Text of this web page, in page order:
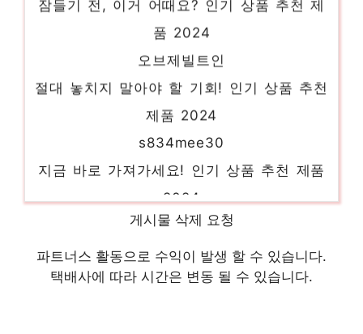
t873mte312
제품 2024
게시물 삭제 요청
파트너스 활동으로 수익이 발생 할 수 있습니다.
택배사에 따라 시간은 변동 될 수 있습니다.